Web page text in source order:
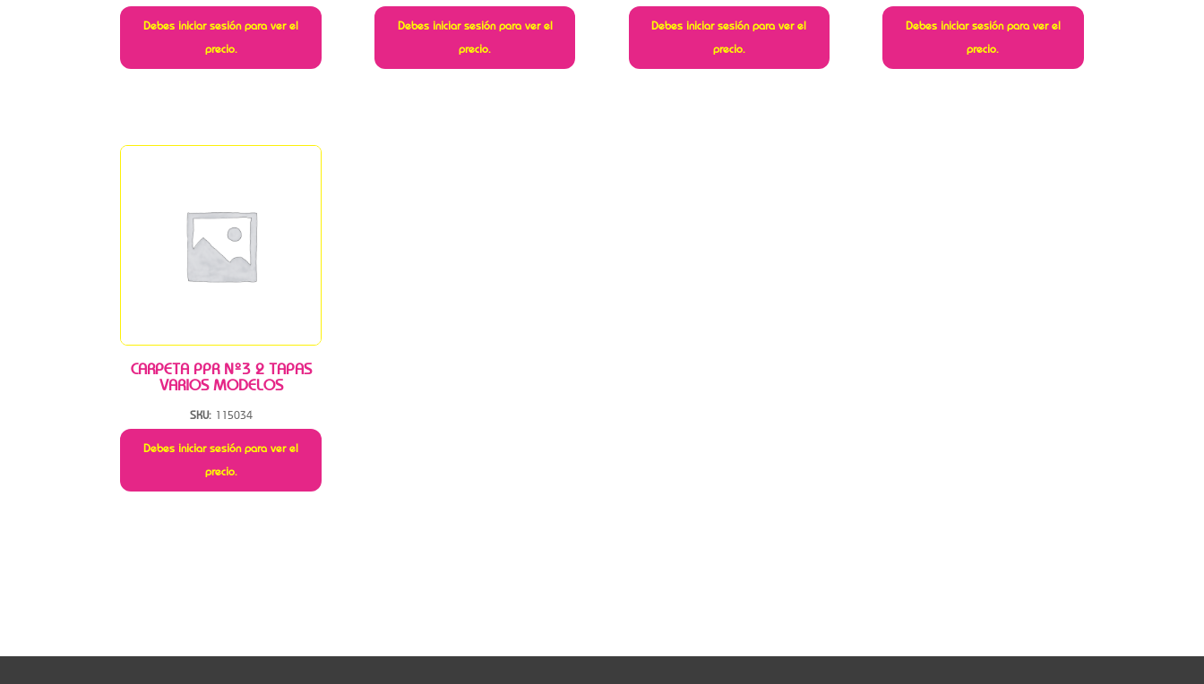
Debes iniciar sesión para ver el
precio.
Debes iniciar sesión para ver el
precio.
Debes iniciar sesión para ver el
precio.
Debes iniciar sesión para ver el
precio.
CARPETA PPR Nº3 2 TAPAS
VARIOS MODELOS
SKU: 115034
Debes iniciar sesión para ver el
precio.